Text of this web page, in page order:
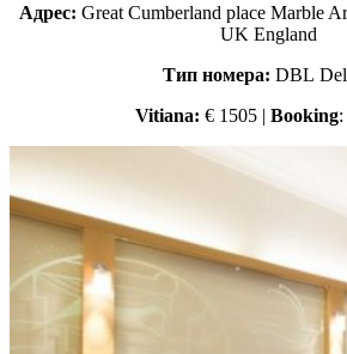
Адрес: Great Cumberland place Marble
UK England
Тип номера: DBL
Vitiana: € 1505 | Booking